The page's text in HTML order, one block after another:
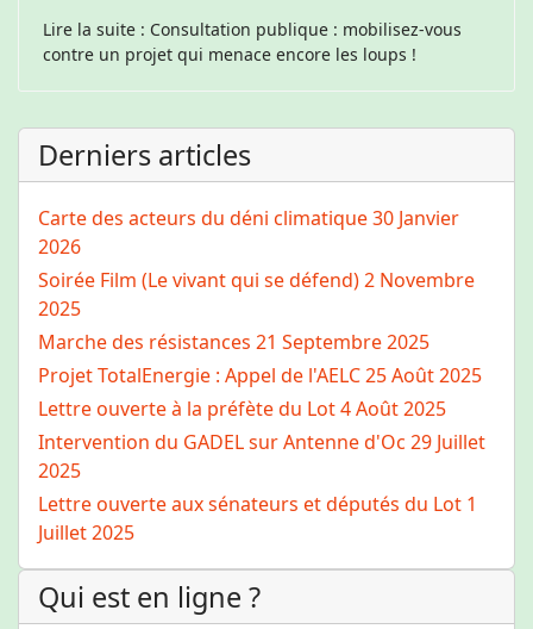
Lire la suite : Consultation publique : mobilisez-vous
contre un projet qui menace encore les loups !
Derniers articles
Carte des acteurs du déni climatique30 Janvier
2026
Soirée Film (Le vivant qui se défend)2 Novembre
2025
Marche des résistances 21 Septembre 2025
Projet TotalEnergie : Appel de l'AELC25 Août 2025
Lettre ouverte à la préfète du Lot4 Août 2025
Intervention du GADEL sur Antenne d'Oc 29 Juillet
2025
Lettre ouverte aux sénateurs et députés du Lot 1
Juillet 2025
Qui est en ligne ?